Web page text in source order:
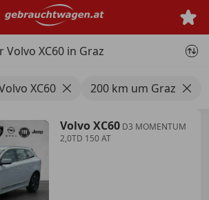
Volvo XC60 in Graz
XC60 200 km um Graz
Volvo XC60 D3 MOMENTUM
2,0TD 150 AT